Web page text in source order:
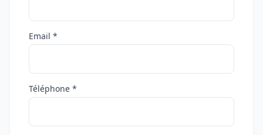
Email *
Téléphone *